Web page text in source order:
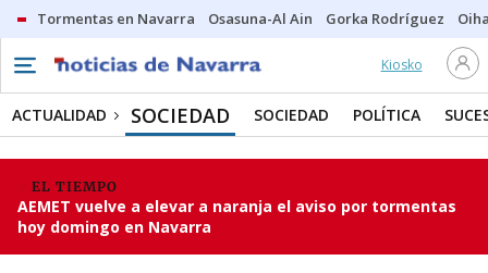
Tormentas en Navarra Osasuna-Al Ain Gorka Rodríguez
Kiosko
ACTUALIDAD SOCIEDAD SOCIEDAD POLÍTICA
EL TIEMPO
AEMET vuelve a elevar a naranja el aviso por tormentas
hoy domingo en Navarra